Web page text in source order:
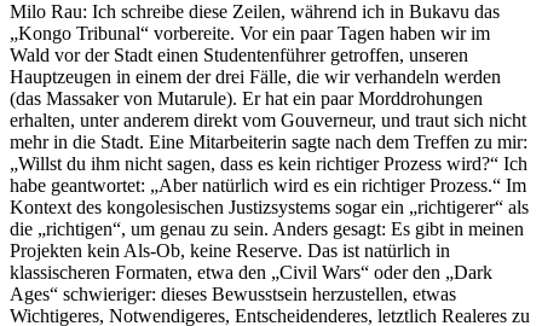
Milo Rau: Ich schreibe diese Zeilen, während ich in Bukavu das
„Kongo Tribunal“ vorbereite. Vor ein paar Tagen haben wir im
Wald vor der Stadt einen Studentenführer getroffen, unseren
Hauptzeugen in einem der drei Fälle, die wir verhandeln werden
(das Massaker von Mutarule). Er hat ein paar Morddrohungen
erhalten, unter anderem direkt vom Gouverneur, und traut sich nicht
mehr in die Stadt. Eine Mitarbeiterin sagte nach dem Treffen zu mir:
„Willst du ihm nicht sagen, dass es kein richtiger Prozess wird?“ Ich
habe geantwortet: „Aber natürlich wird es ein richtiger Prozess.“ Im
Kontext des kongolesischen Justizsystems sogar ein „richtigerer“ als
die „richtigen“, um genau zu sein. Anders gesagt: Es gibt in meinen
Projekten kein Als-Ob, keine Reserve. Das ist natürlich in
klassischeren Formaten, etwa den „Civil Wars“ oder den „Dark
Ages“ schwieriger: dieses Bewusstsein herzustellen, etwas
Wichtigeres, Notwendigeres, Entscheidenderes, letztlich Realeres zu